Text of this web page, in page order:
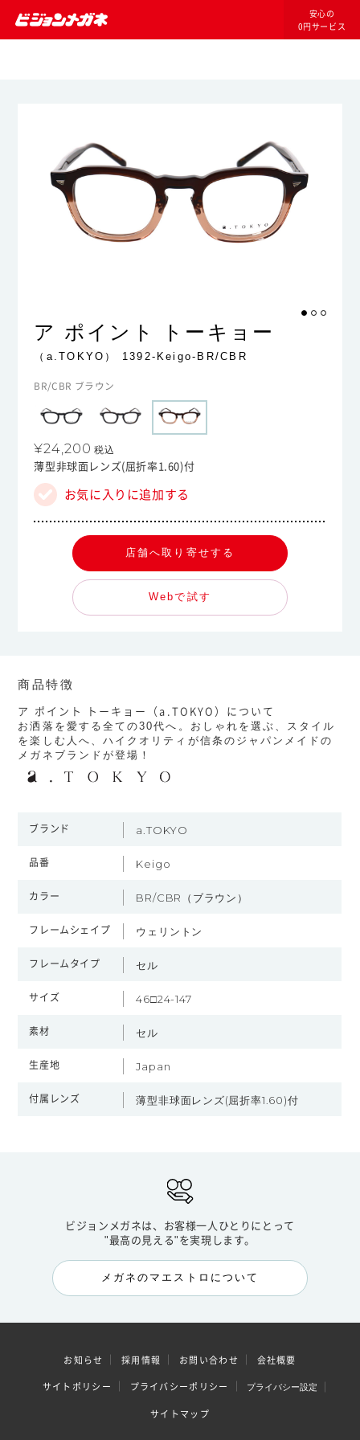
安心の
0円サービス
ア ポイント トーキョー
（a.TOKYO） 1392-Keigo-BR/CBR
BR/CBR ブラウン
¥24,200 税込
薄型非球面レンズ(屈折率1.60)付
お気に入りに追加する
店舗へ取り寄せする
Webで試す
商品特徴
ア ポイント トーキョー（a.TOKYO）について
お洒落を愛する全ての30代へ。おしゃれを選ぶ、スタイル
を楽しむ人へ、ハイクオリティが信条のジャパンメイドの
メガネブランドが登場！
ブランド a.TOKYO
品番 Keigo
カラー BR/CBR（ブラウン）
フレームシェイプ ウェリントン
フレームタイプ セル
サイズ 46□24-147
素材 セル
生産地 Japan
付属レンズ 薄型非球面レンズ(屈折率1.60)付
ビジョンメガネは、お客様一人ひとりにとって
"最高の見える"を実現します。
メガネのマエストロについて
お知らせ 採用情報 お問い合わせ 会社概要
サイトポリシー プライバシーポリシー プライバシー設定
サイトマップ